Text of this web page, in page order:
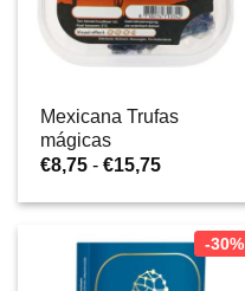
Mexicana Trufas
mágicas
€8,75 - €15,75Gama
preços:
a
€15,75
-30%